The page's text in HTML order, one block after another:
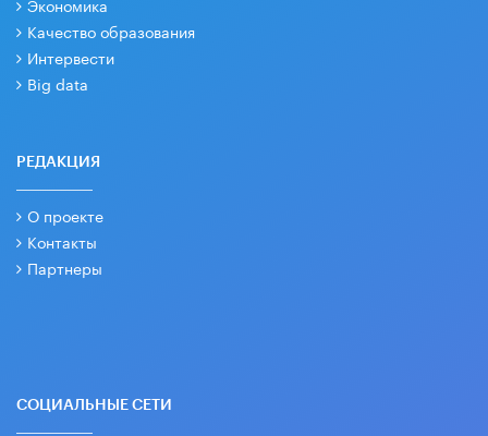
Качество образования
Интервести
Big data
РЕДАКЦИЯ
О проекте
Контакты
Партнеры
СОЦИАЛЬНЫЕ СЕТИ